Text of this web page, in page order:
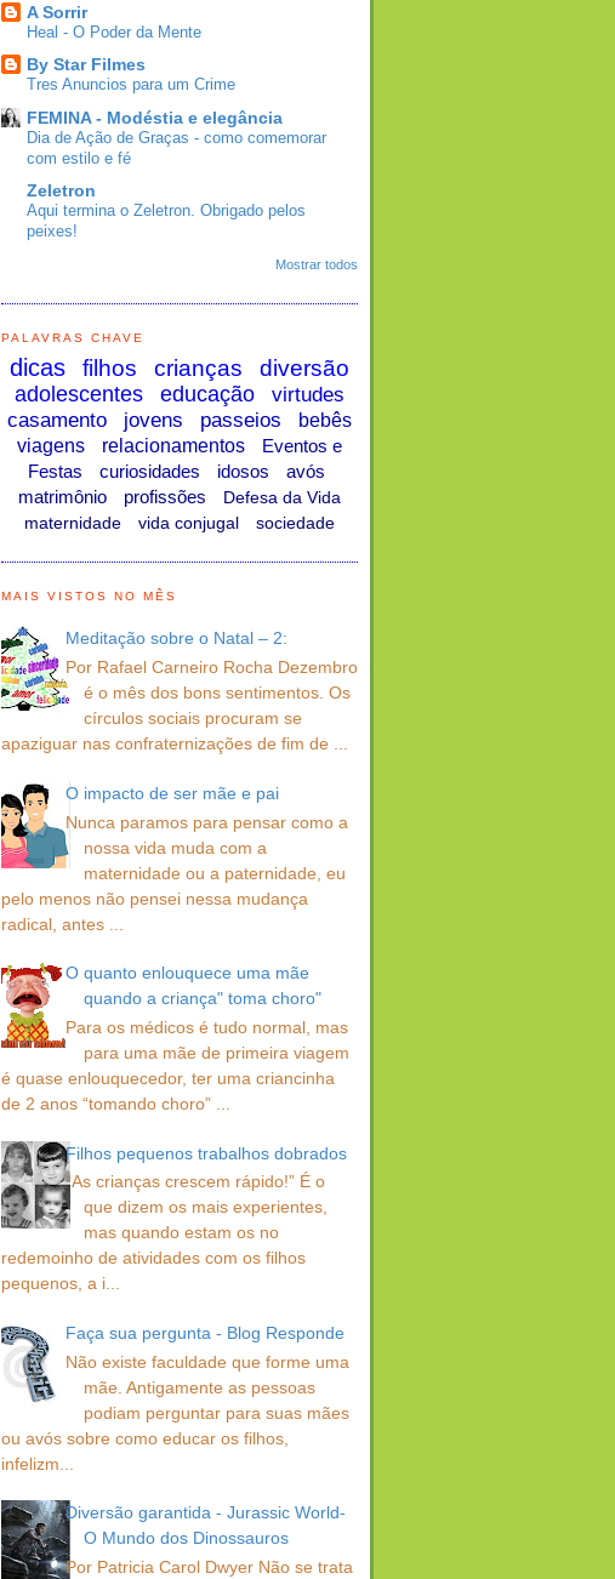
A Sorrir
Heal - O Poder da Mente
By Star Filmes
Tres Anuncios para um Crime
FEMINA - Modéstia e elegância
Dia de Ação de Graças - como comemorar
com estilo e fé
Zeletron
Aqui termina o Zeletron. Obrigado pelos
peixes!
Mostrar todos
PALAVRAS CHAVE
dicas filhos crianças diversão
adolescentes educação
virtudes
casamento
jovens passeios
bebês
viagens
relacionamentos
Eventos e
Festas
curiosidades idosos
avós
matrimônio
profissões
Defesa da Vida
maternidade
vida conjugal sociedade
MAIS VISTOS NO MÊS
Meditação sobre o Natal – 2:
Por Rafael Carneiro Rocha Dezembro
é o mês dos bons sentimentos. Os
círculos sociais procuram se
apaziguar nas confraternizações de fim de ...
O impacto de ser mãe e pai
Nunca paramos para pensar como a
nossa vida muda com a
maternidade ou a paternidade, eu
pelo menos não pensei nessa mudança
radical, antes ...
O quanto enlouquece uma mãe
quando a criança" toma choro"
Para os médicos é tudo normal, mas
para uma mãe de primeira viagem
é quase enlouquecedor, ter uma criancinha
de 2 anos “tomando choro” ...
Filhos pequenos trabalhos dobrados
“As crianças crescem rápido!” É o
que dizem os mais experientes,
mas quando estam os no
redemoinho de atividades com os filhos
pequenos, a i...
Faça sua pergunta - Blog Responde
Não existe faculdade que forme uma
mãe. Antigamente as pessoas
podiam perguntar para suas mães
ou avós sobre como educar os filhos,
infelizm...
Diversão garantida - Jurassic World-
O Mundo dos Dinossauros
Por Patricia Carol Dwyer Não se trata